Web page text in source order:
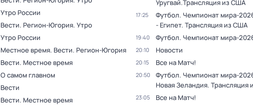
Утро России
Вести. Регион-Югория. Утро
Утро России
Местное время. Вести. Регион-Югория
Вести. Местное время
О самом главном
Вести
Вести. Местное время
Уругвай.Трансляция из США
17:25
Футбол. Чемпионат мира-
- Египет. Трансляция из США
19:40 Футбол. Чемпионат мира-
20:10 Новости
20:15 Все на Матч!
20:50
Футбол. Чемпионат мира-
Новая Зеландия. Трансляция
23:05 Все на Матч!